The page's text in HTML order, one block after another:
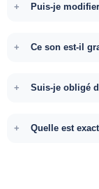
Puis-je
Ce son est-il
Suis-je obligé
Quelle est